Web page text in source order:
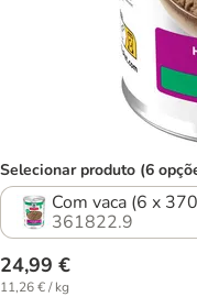
Selecionar produto (6
Com vaca (6 x
361822.9
24,99 €
11,26 € / kg